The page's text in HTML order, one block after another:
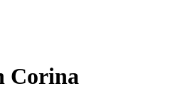
Corina